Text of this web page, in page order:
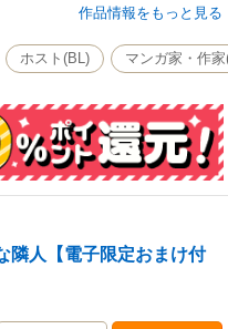
日談付き。作品情報をもっと見る
ホスト(BL) マンガ家・作
隣人【電子限定おまけ付